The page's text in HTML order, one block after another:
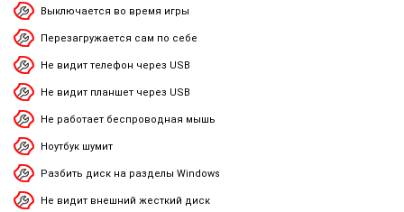
Выключается во время игры
Перезагружается сам по себе
Не видит телефон через USB
Не видит планшет через USB
Не работает беспроводная мышь
Ноутбук шумит
Разбить диск на разделы Windows
Не видит внешний жесткий диск